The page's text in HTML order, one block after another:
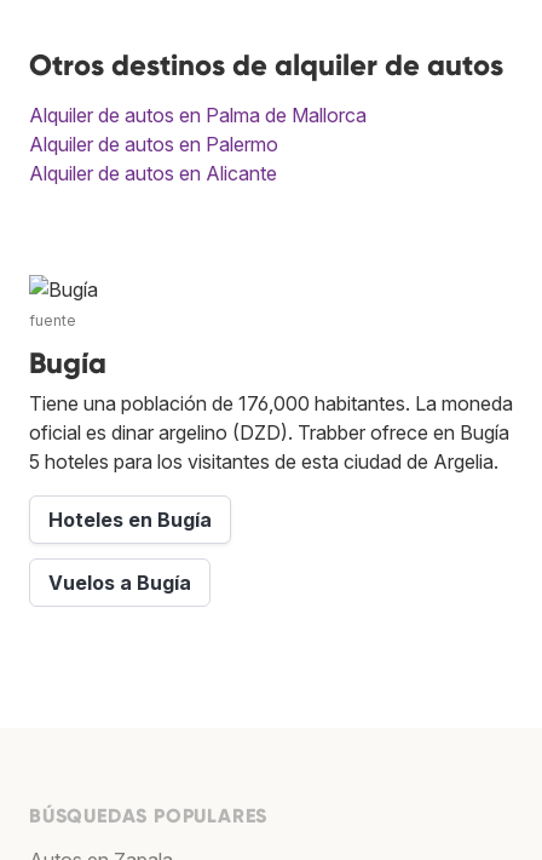
Otros destinos de alquiler de autos
Alquiler de autos en Palma de Mallorca
Alquiler de autos en Palermo
Alquiler de autos en Alicante
fuente
Bugía
Tiene una población de 176,000 habitantes. La moneda
oficial es dinar argelino (DZD). Trabber ofrece en Bugía
5 hoteles para los visitantes de esta ciudad de Argelia.
Hoteles en Bugía
Vuelos a Bugía
BÚSQUEDAS POPULARES